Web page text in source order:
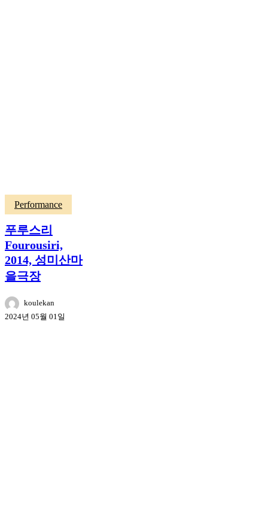
Performance
푸루스리
Fourousiri,
2014, 성미산마
을극장
koulekan
2024년 05월 01일